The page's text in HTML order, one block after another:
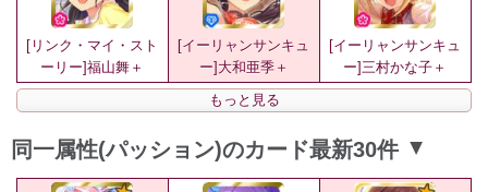
[リンク・マイ・スト
ーリー]福山舞＋
[イーリャンサンキュ
ー]大和亜季＋
[イーリャンサンキュ
ー]三村かな子＋
もっと見る
同一属性(パッション)のカード最新30件 ▲